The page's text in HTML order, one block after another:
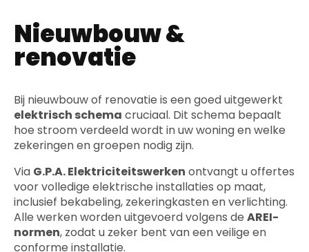
Nieuwbouw &
renovatie
Bij nieuwbouw of renovatie is een goed uitgewerkt
elektrisch schema cruciaal. Dit schema bepaalt
hoe stroom verdeeld wordt in uw woning en welke
zekeringen en groepen nodig zijn.
Via G.P.A. Elektriciteitswerken ontvangt u offertes
voor volledige elektrische installaties op maat,
inclusief bekabeling, zekeringkasten en verlichting.
Alle werken worden uitgevoerd volgens de AREI-
normen, zodat u zeker bent van een veilige en
conforme installatie.